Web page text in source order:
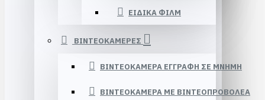
ΕΙΔΙΚΑ ΦΙΛΜ
ΒΙΝΤΕΟΚΑΜΕΡΕΣ
ΒΙΝΤΕΟΚΑΜΕΡΑ ΕΓΓΡΑΦΗ ΣΕ ΜΝΗΜΗ
ΒΙΝΤΕΟΚΑΜΕΡΑ ΜΕ ΒΙΝΤΕΟΠΡΟΒΟΛΕΑ